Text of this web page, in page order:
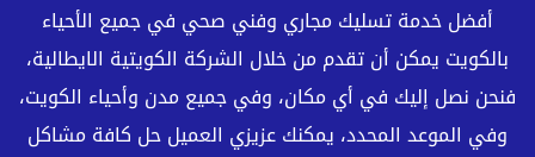
أفضل خدمة تسليك مجاري وفني صحي في جميع الأحياء
بالكويت يمكن أن تقدم من خلال الشركة الكويتية الايطالية،
فنحن نصل إليك في أي مكان، وفي جميع مدن وأحياء الكويت،
وفي الموعد المحدد، يمكنك عزيزي العميل حل كافة مشاكل